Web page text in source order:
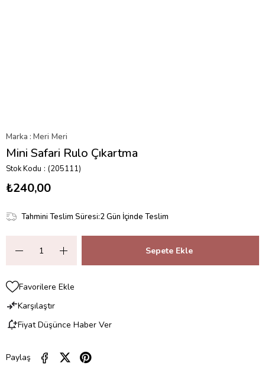
Marka : Meri Meri
Mini Safari Rulo Çıkartma
Stok Kodu (205111)
₺240,00
Tahmini Teslim Süresi:2 Gün İçinde Teslim
Favorilere Ekle
Karşılaştır
Fiyat Düşünce Haber Ver
Paylaş